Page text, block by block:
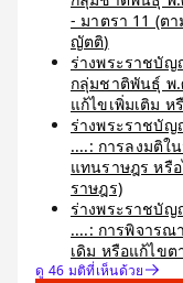
- มาตรา 11 (ต
ญัตติ)
ร่างพระราชบัญ
กลุ่มชาติพันธุ์ พ.
แก้ไขเพิ่มเติม ห
ร่างพระราชบั
....: การลงมติใ
แทนราษฎร หรื
ราษฎร)
ร่างพระราชบั
....: การพิจารณ
เดิม หรือแก้ไข
ดู 46 มติที่เห็นด้วย